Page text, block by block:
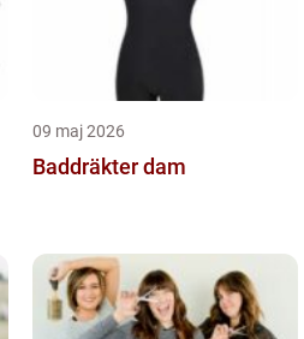
09 maj 2026
Baddräkter dam